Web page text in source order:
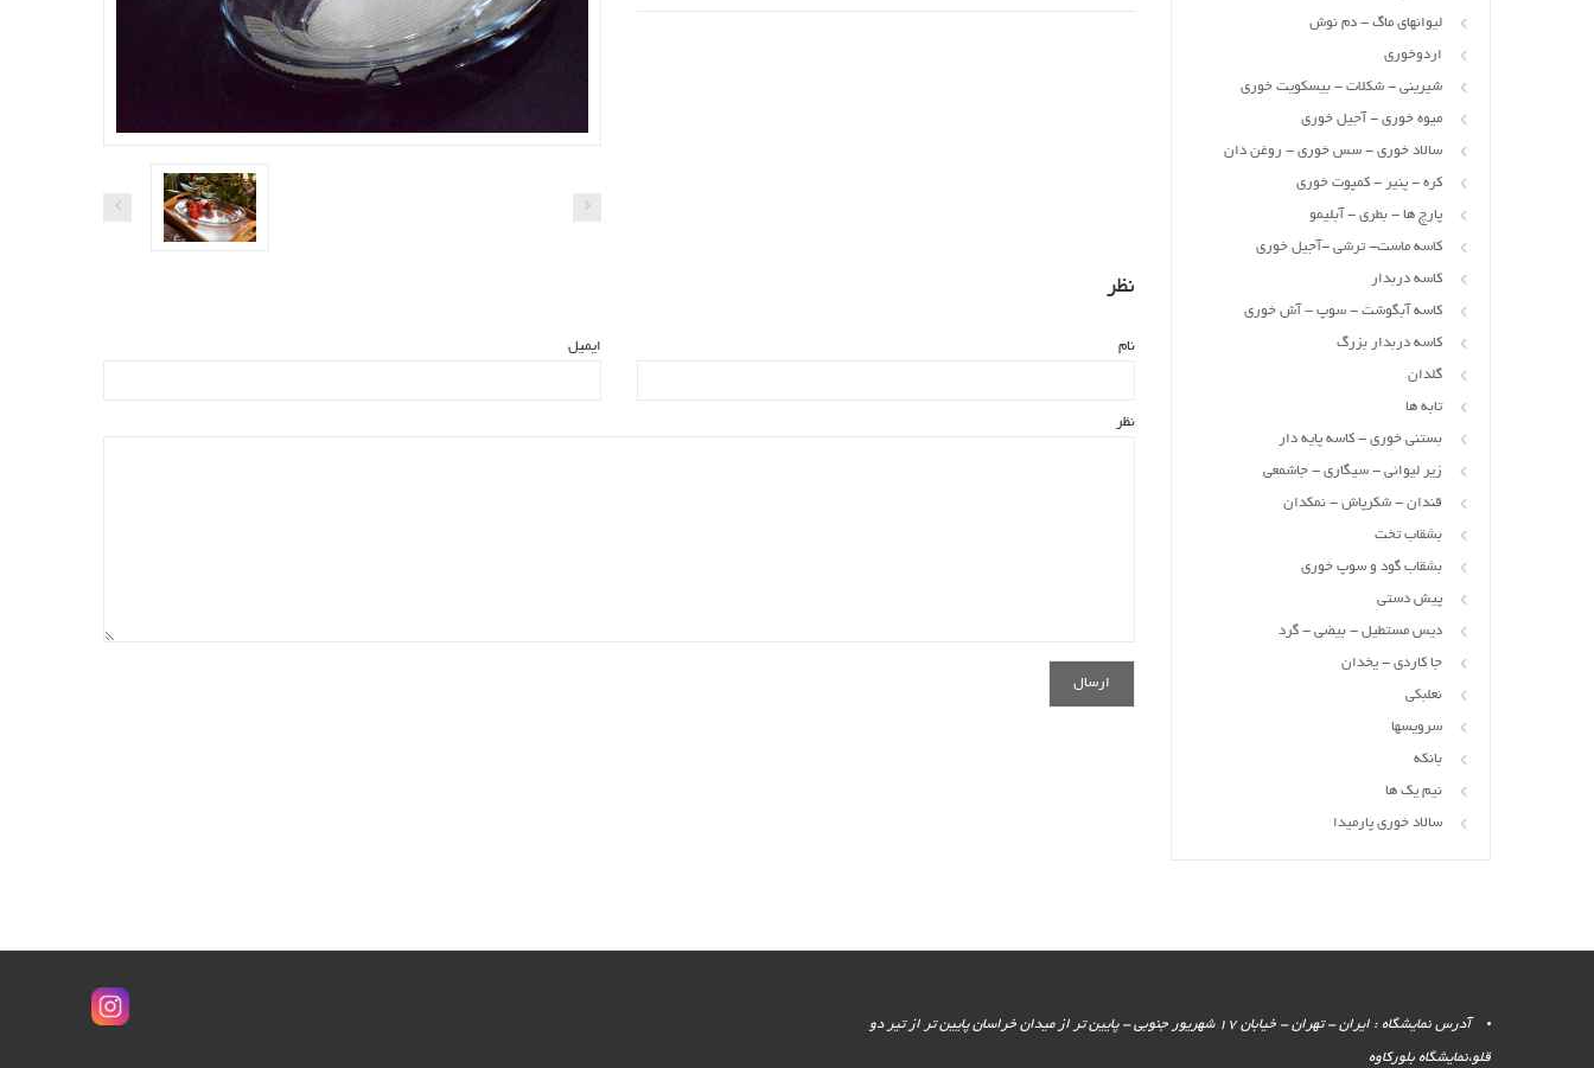
نظر
ایمیل نام
نظر
لیوانهای ماگ - دم نوش
اردوخوری
شیرینی - شکلات - بیسکویت خوری
میوه خوری - آجیل خوری
سالاد خوری - سس خوری - روغن دان
کره - پنیر - کمپوت خوری
پارچ ها - بطری - آبلیمو
کاسه ماست- ترشی -آجیل خوری
کاسه دربدار
کاسه آبگوشت - سوپ - آش خوری
کاسه دربدار بزرگ
گلدان
تابه ها
بستنی خوری - کاسه پایه دار
زیر لیوانی - سیگاری - جاشمعی
قندان - شکرپاش - نمکدان
بشقاب تخت
بشقاب گود و سوپ خوری
پیش دستی
دیس مستطیل - بیضی - گرد
جا کاردی - یخدان
نعلبکی
سرویسها
بانکه
نیم یک ها
سالاد خوری پارمیدا
آدرس نمایشگاه : ایران - تهران - خیابان 17 شهریور جنوبی - پایین تر از میدان خراسان پایین تر از تیر دو
قلو،نمایشگاه بلورکاوه